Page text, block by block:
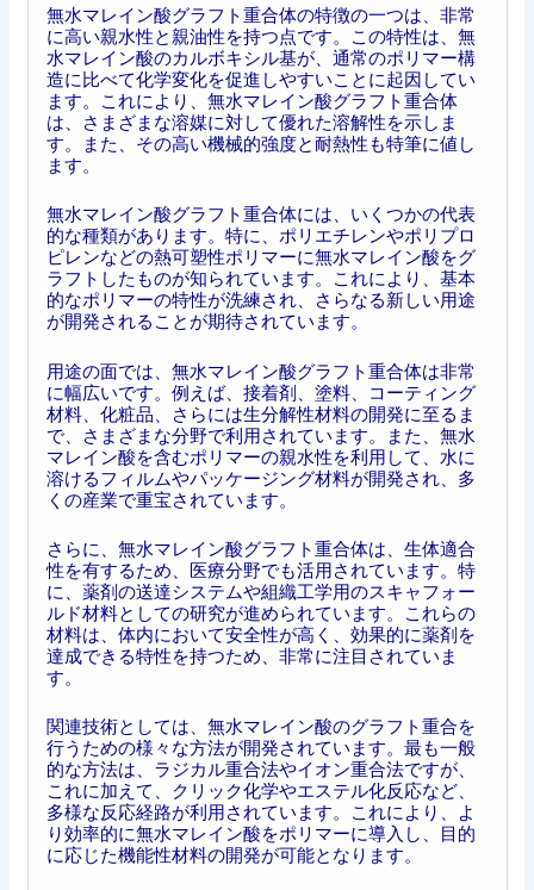
無水マレイン酸グラフト重合体の特徴の一つは、非常
に高い親水性と親油性を持つ点です。この特性は、無
水マレイン酸のカルボキシル基が、通常のポリマー構
造に比べて化学変化を促進しやすいことに起因してい
ます。これにより、無水マレイン酸グラフト重合体
は、さまざまな溶媒に対して優れた溶解性を示しま
す。また、その高い機械的強度と耐熱性も特筆に値し
ます。
無水マレイン酸グラフト重合体には、いくつかの代表
的な種類があります。特に、ポリエチレンやポリプロ
ピレンなどの熱可塑性ポリマーに無水マレイン酸をグ
ラフトしたものが知られています。これにより、基本
的なポリマーの特性が洗練され、さらなる新しい用途
が開発されることが期待されています。
用途の面では、無水マレイン酸グラフト重合体は非常
に幅広いです。例えば、接着剤、塗料、コーティング
材料、化粧品、さらには生分解性材料の開発に至るま
で、さまざまな分野で利用されています。また、無水
マレイン酸を含むポリマーの親水性を利用して、水に
溶けるフィルムやパッケージング材料が開発され、多
くの産業で重宝されています。
さらに、無水マレイン酸グラフト重合体は、生体適合
性を有するため、医療分野でも活用されています。特
に、薬剤の送達システムや組織工学用のスキャフォー
ルド材料としての研究が進められています。これらの
材料は、体内において安全性が高く、効果的に薬剤を
達成できる特性を持つため、非常に注目されていま
す。
関連技術としては、無水マレイン酸のグラフト重合を
行うための様々な方法が開発されています。最も一般
的な方法は、ラジカル重合法やイオン重合法ですが、
これに加えて、クリック化学やエステル化反応など、
多様な反応経路が利用されています。これにより、よ
り効率的に無水マレイン酸をポリマーに導入し、目的
に応じた機能性材料の開発が可能となります。